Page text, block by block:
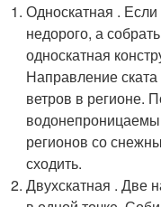
Односкатная .
недорого, а
односкатная
Направление
ветров в регионе.
регионов со
сходить.
Двухскатная . Две